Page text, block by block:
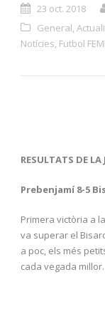
23 oct. 2018
General,
Notícies, Futbol
RESULTATS DE LA
Prebenjamí 8-5
Primera victòria a
va superar el
a poc, els més
cada vegada millor.